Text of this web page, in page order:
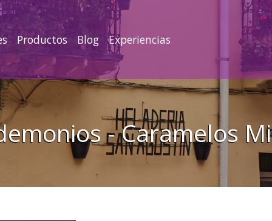
Productos Blog Experiencias
- Caramelos